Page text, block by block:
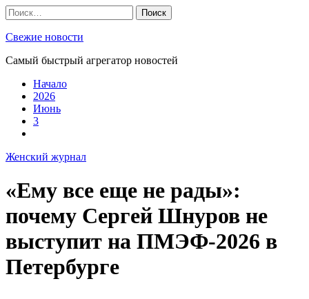
Skip
to
content
Найти:
Свежие новости
Самый быстрый агрегатор новостей
Начало
2026
Июнь
3
Женский журнал
«Ему все еще не рады»:
почему Сергей Шнуров не
выступит на ПМЭФ-2026 в
Петербурге